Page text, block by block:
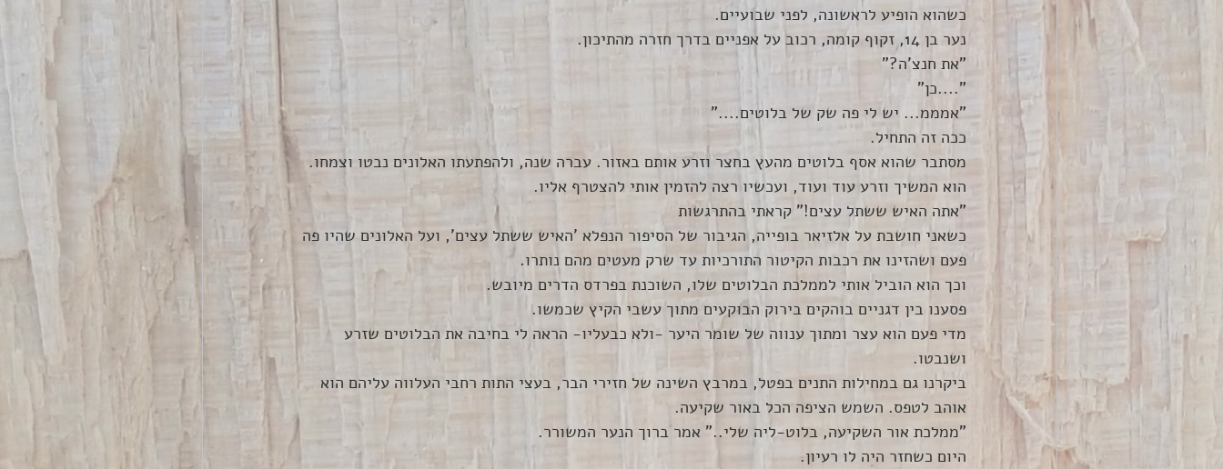
כשהוא הופיע לראשונה, לפני שבועיים.
נער בן 14, זקוף קומה, רכוב על אפניים בדרך חזרה מהתיכון.
"את חנצ'ה?"
"....כן"
"אמממ... יש לי פה שק של בלוטים...."
ככה זה התחיל.
מסתבר שהוא אסף בלוטים מהעץ בחצר וזרע אותם באזור. עברה שנה, ולהפתעתו האלונים נבטו וצמחו.
הוא המשיך וזרע עוד ועוד, ועכשיו רצה להזמין אותי להצטרף אליו.
"אתה האיש ששתל עצים!" קראתי בהתרגשות
כשאני חושבת על אלזיאר בופייה, הגיבור של הסיפור הנפלא 'האיש ששתל עצים', ועל האלונים שהיו פה
פעם ושהזינו את רכבות הקיטור התורכיות עד שרק מעטים מהם נותרו.
וכך הוא הוביל אותי לממלכת הבלוטים שלו, השוכנת בפרדס הדרים מיובש.
פסענו בין דגניים בוהקים בירוק הבוקעים מתוך עשבי הקיץ שכמשו.
מדי פעם הוא עצר ומתוך ענווה של שומר היער -ולא כבעליו- הראה לי בחיבה את הבלוטים שזרע
ושנבטו.
ביקרנו גם במחילות התנים בפטל, במרבץ השינה של חזירי הבר, בעצי התות רחבי העלווה עליהם הוא
אוהב לטפס. השמש הציפה הכל באור שקיעה.
"ממלכת אור השקיעה, בלוט-ליה שלי.." אמר ברוך הנער המשורר.
היום כשחזר היה לו רעיון.